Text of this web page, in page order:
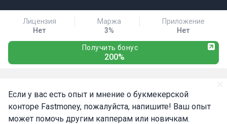
Получить бонус
200%
Лицензия
Нет
Маржа
3%
Приложение
Нет
Если у вас есть опыт и мнение о букмекерской
конторе Fastmoney, пожалуйста, напишите! Ваш опыт
может помочь другим капперам или новичкам.